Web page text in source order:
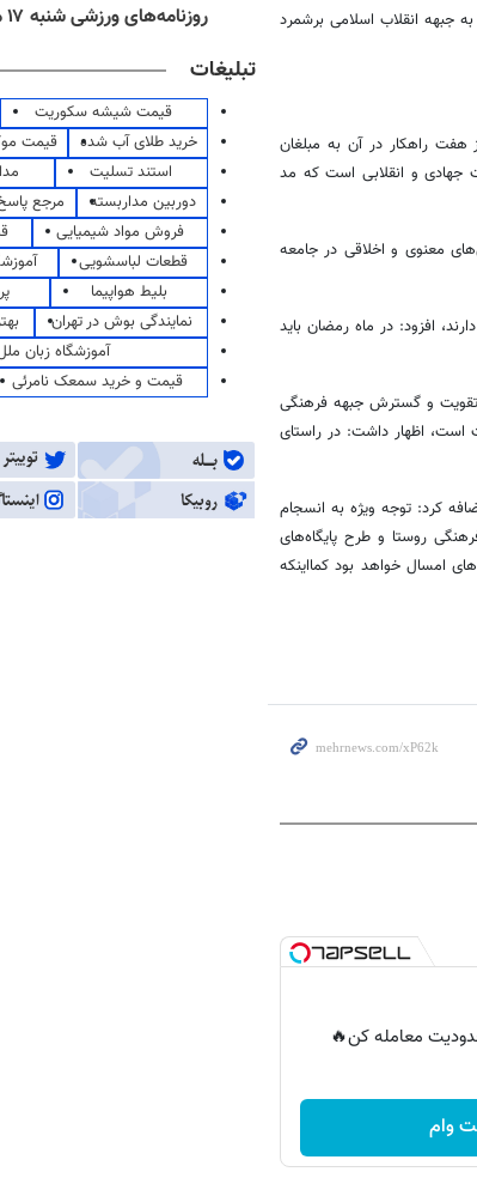
جبهه انقلاب اسلامی برشمرد
راهکار در آن به مبلغان
جهادی و انقلابی است که مد
معنوی و اخلاقی در جامعه
افزود: در ماه رمضان باید
تقویت و گسترش جبهه فرهنگی
است، اظهار داشت: در راستای
کرد: توجه ویژه به انسجام
روستا و طرح پایگاه‌های
امسال خواهد بود کمااینکه
معامله کن🔥
وام
شنبه ۱۷ مرداد ۱۴۰۵ روزنامه‌های ورزشی شنبه ۱۷ مرداد ۱۴۰۵
تبلیغات
قیمت شیشه سکوریت
خرید طلای آب شده
قیمت
استند تسلیت
دوربین مداربسته
مرجع
فروش مواد شیمیایی
قطعات لباسشویی
بلیط هواپیما
نمایندگی بوش در تهران
آموزشگاه زبان
قیمت و خرید سمعک نامرئی